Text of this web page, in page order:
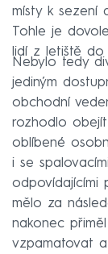
místy k sezení
Tohle je
lidí z letiště do
Nebylo tedy
jediným
obchodní
rozhodlo
oblíbené
i se
odpovídajícími
mělo za
nakonec
vzpamatovat